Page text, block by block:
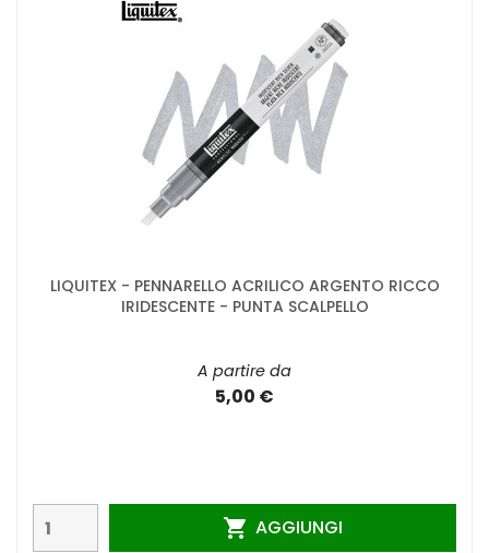
LIQUITEX - PENNARELLO ACRILICO ARGENTO RICCO
IRIDESCENTE - PUNTA SCALPELLO
A partire da
5,00 €
 AGGIUNGI